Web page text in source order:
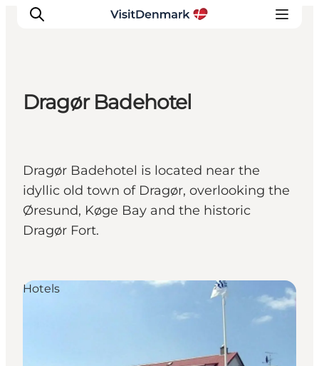
Cosa fare
Dove dormire
Pianifica il viaggio
Dragør Badehotel
Dragør Badehotel is located near the
idyllic old town of Dragør, overlooking the
Øresund, Køge Bay and the historic
Dragør Fort.
Hotels